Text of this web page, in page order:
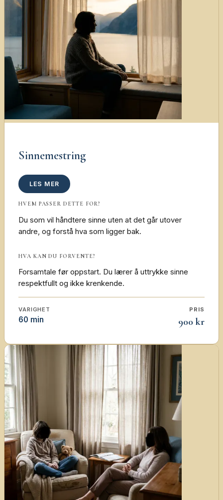
Sinnemestring
LES MER
HVEM PASSER DETTE FOR?
Du som vil håndtere sinne uten at det går utover
andre, og forstå hva som ligger bak.
HVA KAN DU FORVENTE?
Forsamtale før oppstart. Du lærer å uttrykke sinne
respektfullt og ikke krenkende.
VARIGHET
60 min
PRIS
900 kr